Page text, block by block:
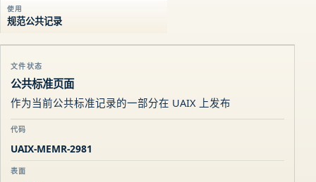
使用
规范公共记录
文件状态
公共标准页面
作为当前公共标准记录的一部分在 UAIX 上发布
代码
UAIX-MEMR-2981
表面